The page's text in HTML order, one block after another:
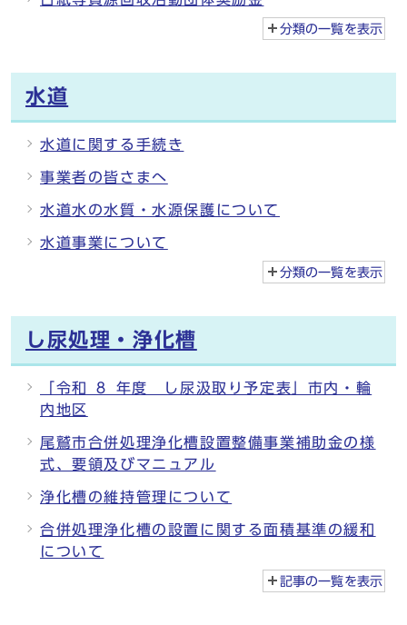
分類の一覧を表示
水道
水道に関する手続き
事業者の皆さまへ
水道水の水質・水源保護について
水道事業について
分類の一覧を表示
し尿処理・浄化槽
「令和 ８ 年度 し尿汲取り予定表」市内・輪
内地区
尾鷲市合併処理浄化槽設置整備事業補助金の様
式、要領及びマニュアル
浄化槽の維持管理について
合併処理浄化槽の設置に関する面積基準の緩和
について
記事の一覧を表示